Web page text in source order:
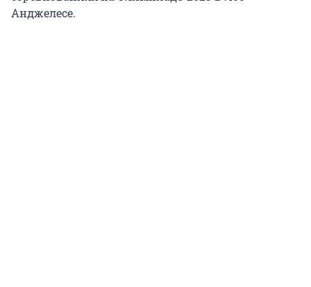
Анджелесе.